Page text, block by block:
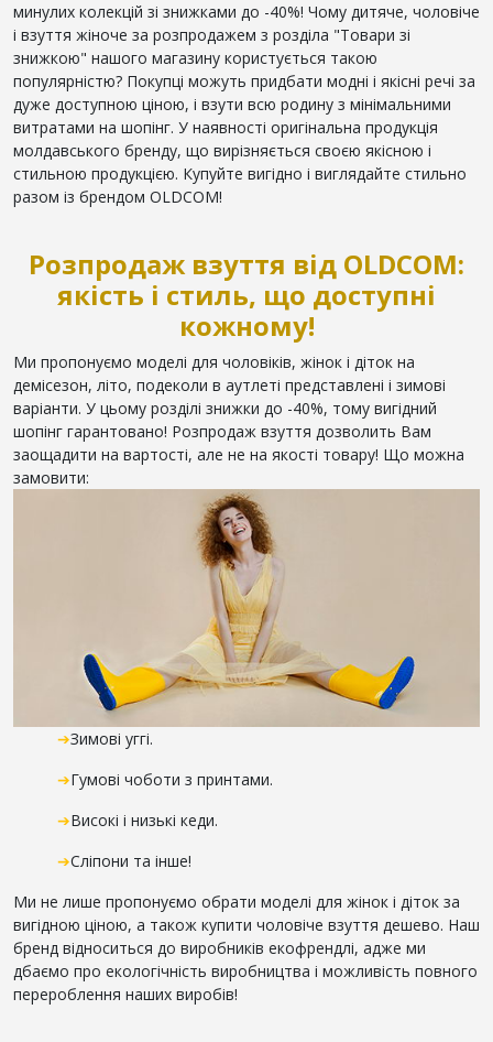
минулих колекцій зі знижками до -40%! Чому дитяче, чоловіче
і взуття жіноче за розпродажем з розділа "Товари зі
знижкою" нашого магазину користується такою
популярністю? Покупці можуть придбати модні і якісні речі за
дуже доступною ціною, і взути всю родину з мінімальними
витратами на шопінг. У наявності оригінальна продукція
молдавського бренду, що вирізняється своєю якісною і
стильною продукцією. Купуйте вигідно і виглядайте стильно
разом із брендом OLDCOM!
Розпродаж взуття від OLDCOM:
якість і стиль, що доступні
кожному!
Ми пропонуємо моделі для чоловіків, жінок і діток на
демісезон, літо, подеколи в аутлеті представлені і зимові
варіанти. У цьому розділі знижки до -40%, тому вигідний
шопінг гарантовано! Розпродаж взуття дозволить Вам
заощадити на вартості, але не на якості товару! Що можна
замовити:
➔Зимові уггі.
➔Гумові чоботи з принтами.
➔Високі і низькі кеди.
➔Сліпони та інше!
Ми не лише пропонуємо обрати моделі для жінок і діток за
вигідною ціною, а також купити чоловіче взуття дешево. Наш
бренд відноситься до виробників екофрендлі, адже ми
дбаємо про екологічність виробництва і можливість повного
перероблення наших виробів!